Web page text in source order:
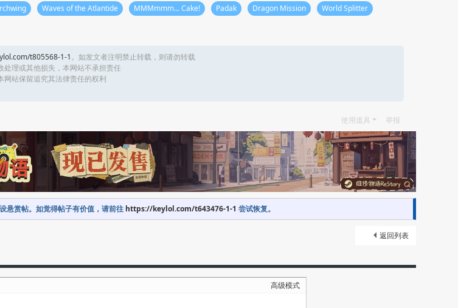
Waves of the Atlantide MMMmmm... Cake! Padak Dragon Mission
World Splitter
t805568-1-1。如发文者注明禁止转载，则请勿转载
理或其他损失，本网站不承担责任
站保留追究其法律责任的权利
使用道具 举报
悬赏帖。如觉得帖子有价值，请前往 https://keylol.com/t643476-1-1 尝试恢复。
返回列表
高级模式